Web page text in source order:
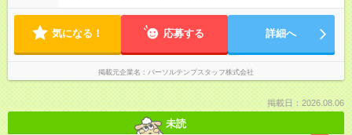
気になる！ 応募する 詳細へ
掲載元企業名 パーソルテンプスタッフ株式会社
掲載日：2026.08.06
未読